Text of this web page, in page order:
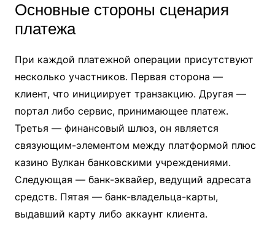
Основные стороны сценария
платежа
При каждой платежной операции присутствуют
несколько участников. Первая сторона —
клиент, что инициирует транзакцию. Другая —
портал либо сервис, принимающее платеж.
Третья — финансовый шлюз, он является
связующим-элементом между платформой плюс
казино Вулкан банковскими учреждениями.
Следующая — банк-эквайер, ведущий адресата
средств. Пятая — банк-владельца-карты,
выдавший карту либо аккаунт клиента.